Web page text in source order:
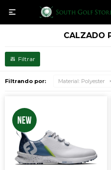

CALZADO
Filtrando por: Material: Polyester